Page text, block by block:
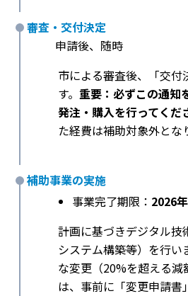
審査・交付決定
申請後、随時
市による審査後、「交付
す。 重要：必ずこの通知
発注・購入を行ってくだ
た経費は補助対象外とな
補助事業の実施
事業完了期限： 2026
計画に基づきデジタル技
システム構築等）を行い
な変更（20%を超える
は、事前に「変更申請書